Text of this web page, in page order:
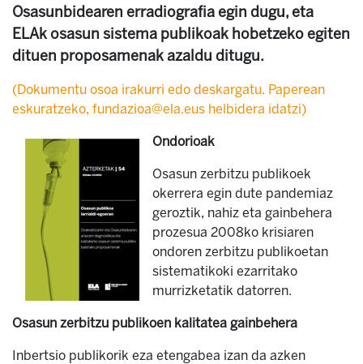
Osasunbidearen erradiografia egin dugu, eta
ELAk osasun sistema publikoak hobetzeko egiten
dituen proposamenak azaldu ditugu.
(Dokumentu osoa irakurri edo deskargatu. Paperean
eskuratzeko, fundazioa@ela.eus helbidera idatzi)
Ondorioak
Osasun zerbitzu publikoek
okerrera egin dute pandemiaz
geroztik, nahiz eta gainbehera
prozesua 2008ko krisiaren
ondoren zerbitzu publikoetan
sistematikoki ezarritako
murrizketatik datorren.
Osasun zerbitzu publikoen kalitatea gainbehera
Inbertsio publikorik eza etengabea izan da azken